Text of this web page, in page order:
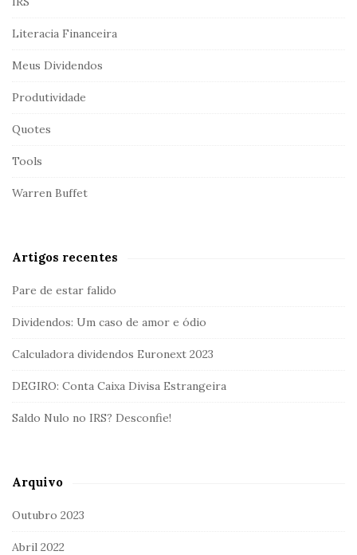
Literacia Financeira
Meus Dividendos
Produtividade
Quotes
Tools
Warren Buffet
Artigos recentes
Pare de estar falido
Dividendos: Um caso de amor e ódio
Calculadora dividendos Euronext 2023
DEGIRO: Conta Caixa Divisa Estrangeira
Saldo Nulo no IRS? Desconfie!
Arquivo
Outubro 2023
Abril 2022